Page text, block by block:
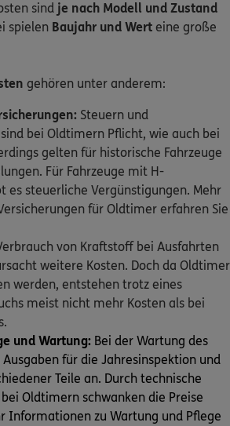
sind je nach Modell und Zustand
spielen Baujahr und Wert eine große
gehören unter anderem:
Steuern und
bei Oldtimern Pflicht, wie auch bei
gelten für historische Fahrzeuge
Für Fahrzeuge mit H-
es steuerliche Vergünstigungen. Mehr
für Oldtimer erfahren Sie
von Kraftstoff bei Ausfahrten
weitere Kosten. Doch da Oldtimer
werden, entstehen trotz eines
meist nicht mehr Kosten als bei
und Wartung: Bei der Wartung des
für die Jahresinspektion und
Teile an. Durch technische
Oldtimern schwanken die Preise
Informationen zu Wartung und Pflege